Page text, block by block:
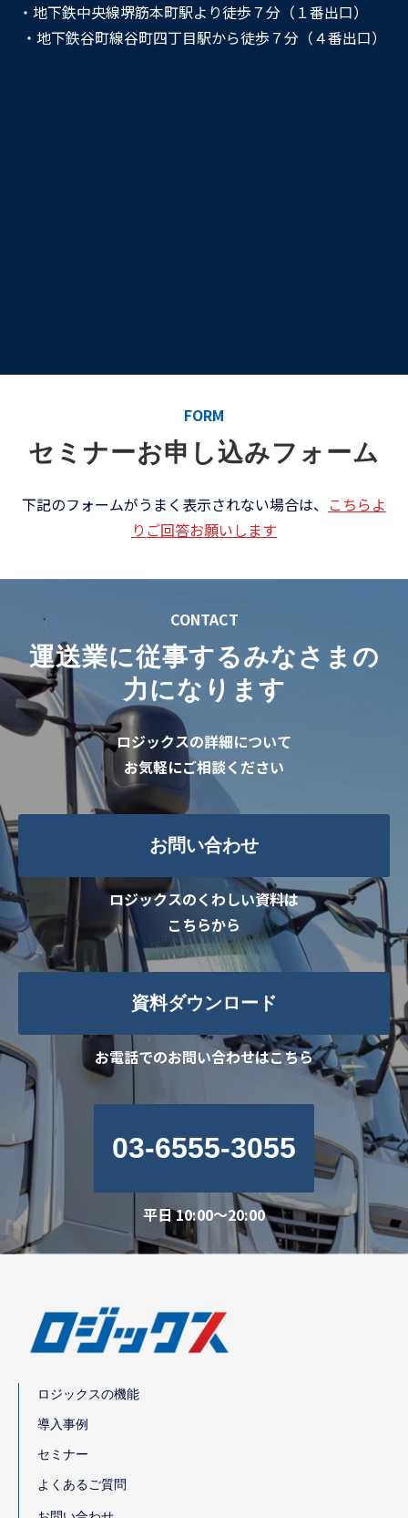
・地下鉄中央線堺筋本町駅より徒歩７分（１番出口）
・地下鉄谷町線谷町四丁目駅から徒歩７分（４番出口）
FORM
セミナーお申し込みフォーム
下記のフォームがうまく表示されない場合は、 こちらよ
りご回答お願いします
CONTACT
運送業に従事するみなさまの
力になります
ロジックスの詳細について
お気軽にご相談ください
お問い合わせ
ロジックスのくわしい資料は
こちらから
資料ダウンロード
お電話でのお問い合わせはこちら
03-6555-3055
平日 10:00～20:00
ロジックスの機能
導入事例
セミナー
よくあるご質問